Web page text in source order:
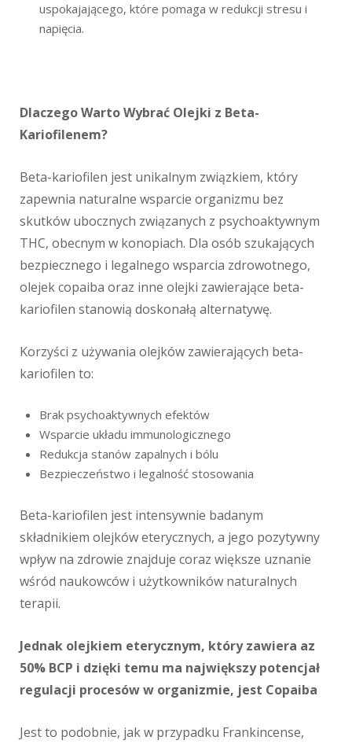
uspokajającego, które pomaga w redukcji stresu i
napięcia.
Dlaczego Warto Wybrać Olejki z Beta-
Kariofilenem?
Beta-kariofilen jest unikalnym związkiem, który
zapewnia naturalne wsparcie organizmu bez
skutków ubocznych związanych z psychoaktywnym
THC, obecnym w konopiach. Dla osób szukających
bezpiecznego i legalnego wsparcia zdrowotnego,
olejek copaiba oraz inne olejki zawierające beta-
kariofilen stanowią doskonałą alternatywę.
Korzyści z używania olejków zawierających beta-
kariofilen to:
Brak psychoaktywnych efektów
Wsparcie układu immunologicznego
Redukcja stanów zapalnych i bólu
Bezpieczeństwo i legalność stosowania
Beta-kariofilen jest intensywnie badanym
składnikiem olejków eterycznych, a jego pozytywny
wpływ na zdrowie znajduje coraz większe uznanie
wśród naukowców i użytkowników naturalnych
terapii.
Jednak olejkiem eterycznym, który zawiera az
50% BCP i dzięki temu ma największy potencjał
regulacji procesów w organizmie, jest Copaiba
Jest to podobnie, jak w przypadku Frankincense,